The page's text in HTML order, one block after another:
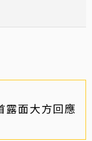
露面大方回應